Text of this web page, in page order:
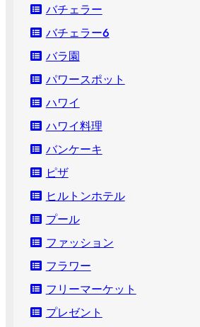
バチェラー
バチェラー６
バラ園
パワースポット
ハワイ
ハワイ料理
バンケーキ
ピザ
ヒルトンホテル
プール
ファッション
フラワー
フリーマーケット
プレゼント